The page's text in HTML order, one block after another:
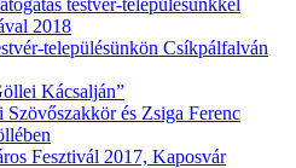
testvér-településünkkel
2018
településünkön Csíkpálfalván
Kácsalján”
Szövőszakkör és Zsiga Ferenc
Fesztivál 2017, Kaposvár